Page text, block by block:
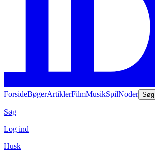
ForsideBøgerArtiklerFilmMusikSpilNoder Søg
Søg
Log ind
Husk